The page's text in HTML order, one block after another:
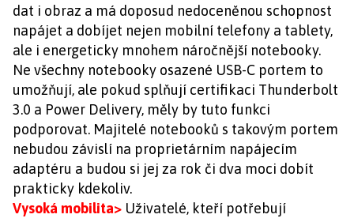
dat i obraz a má doposud nedoceněnou schopnost
napájet a dobíjet nejen mobilní telefony a tablety,
ale i energeticky mnohem náročnější notebooky.
Ne všechny notebooky osazené USB-C portem to
umožňují, ale pokud splňují certifikaci Thunderbolt
3.0 a Power Delivery, měly by tuto funkci
podporovat. Majitelé notebooků s takovým portem
nebudou závislí na proprietárním napájecím
adaptéru a budou si jej za rok či dva moci dobít
prakticky kdekoliv.
Vysoká mobilita> Uživatelé, kteří potřebují